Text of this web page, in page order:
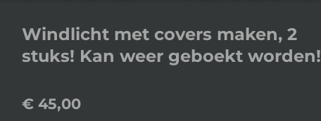
Windlicht met covers maken, 2
stuks! Kan weer geboekt worden!
€ 45,00